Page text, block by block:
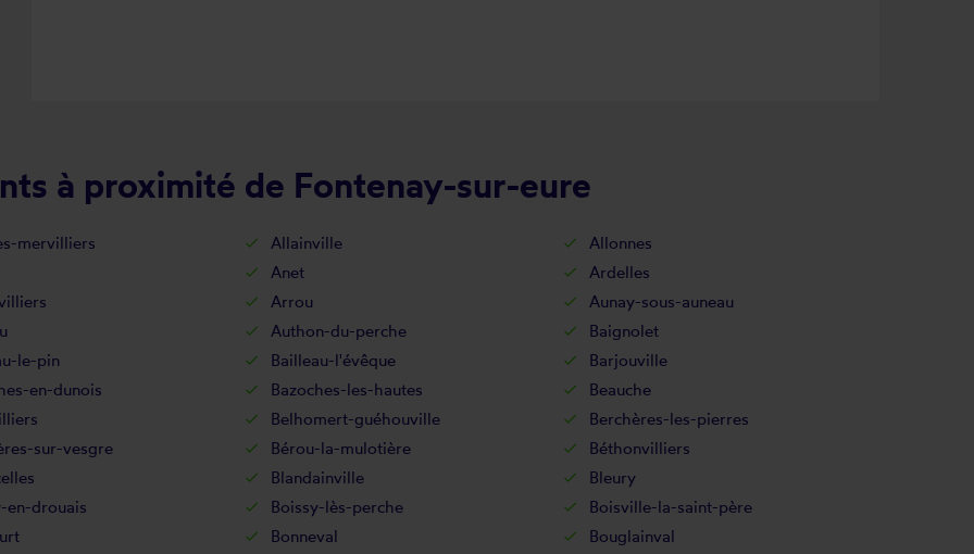
à proximité de Fontenay-sur-eure
mervilliers Allainville
Allonnes
Anet
Ardelles
Arrou
Aunay-sous-auneau
Authon-du-perche
Baignolet
le-pin Bailleau-l'évêque
Barjouville
en-dunois Bazoches-les-hautes
Beauche
Belhomert-guéhouville
Berchères-les-pierres
sur-vesgre Bérou-la-mulotière
Béthonvilliers
Blandainville
Bleury
en-drouais Boissy-lès-perche
Boisville-la-saint-père
Bonneval
Bouglainval